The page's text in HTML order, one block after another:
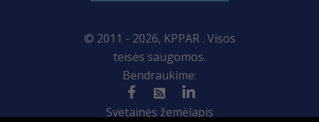
© 2011 - 2026, KPPAR . Visos
teisės saugomos.
Bendraukime:
Svetainės žemėlapis